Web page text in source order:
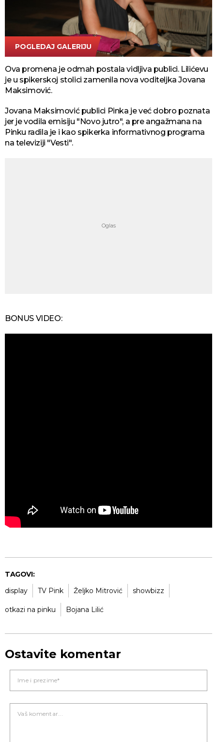
POGLEDAJ GALERIJU
Ova promena je odmah postala vidljiva publici. Lilićevu
je u spikerskoj stolici zamenila nova voditeljka Jovana
Maksimović.
Jovana Maksimović publici Pinka je već dobro poznata
jer je vodila emisiju "Novo jutro", a pre angažmana na
Pinku radila je i kao spikerka informativnog programa
na televiziji "Vesti".
BONUS VIDEO:
TAGOVI:
display
TV Pink Željko Mitrović showbizz
otkazi na pinku Bojana Lilić
Ostavite komentar